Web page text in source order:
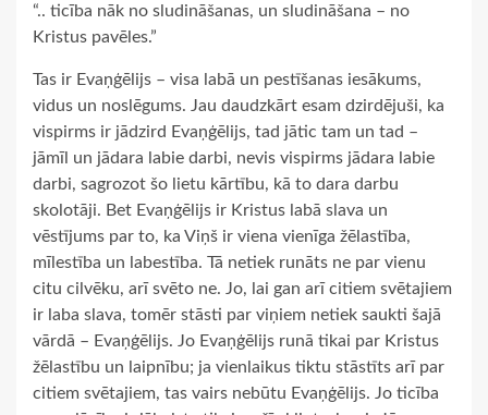
“.. ticība nāk no sludināšanas, un sludināšana – no
Kristus pavēles.”
Tas ir Evaņģēlijs – visa labā un pestīšanas iesākums,
vidus un noslēgums. Jau daudzkārt esam dzirdējuši, ka
vispirms ir jādzird Evaņģēlijs, tad jātic tam un tad –
jāmīl un jādara labie darbi, nevis vispirms jādara labie
darbi, sagrozot šo lietu kārtību, kā to dara darbu
skolotāji. Bet Evaņģēlijs ir Kristus labā slava un
vēstījums par to, ka Viņš ir viena vienīga žēlastība,
mīlestība un labestība. Tā netiek runāts ne par vienu
citu cilvēku, arī svēto ne. Jo, lai gan arī citiem svētajiem
ir laba slava, tomēr stāsti par viņiem netiek saukti šajā
vārdā – Evaņģēlijs. Jo Evaņģēlijs runā tikai par Kristus
žēlastību un laipnību; ja vienlaikus tiktu stāstīts arī par
citiem svētajiem, tas vairs nebūtu Evaņģēlijs. Jo ticība